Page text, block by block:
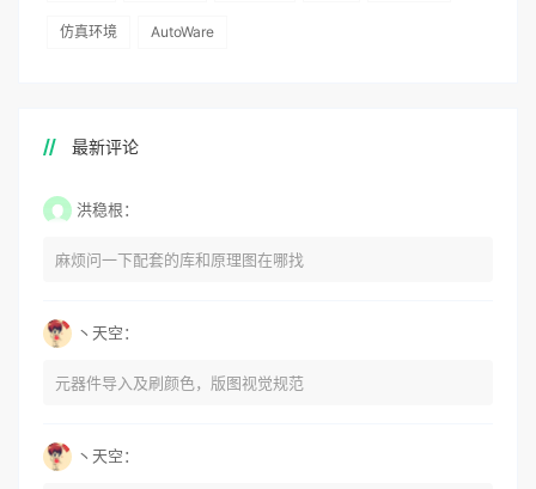
仿真环境 AutoWare
最新评论
洪稳根：
麻烦问一下配套的库和原理图在哪找
丶天空：
元器件导入及刷颜色，版图视觉规范
丶天空：